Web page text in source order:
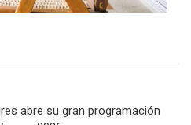
abre su gran programación